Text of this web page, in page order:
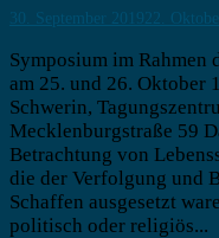
30. September 2019 22.
Symposium im Rahmen
am 25. und 26. Oktober
Schwerin,
Mecklenburgstraße 59
Betrachtung von
die der Verfolgung und
Schaffen ausgesetzt
politisch oder religiös...